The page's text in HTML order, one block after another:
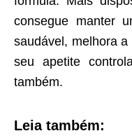
consegue manter
saudável, melhora
seu apetite
também.
Leia também: